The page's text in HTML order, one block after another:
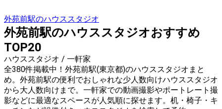
外苑前駅のハウススタジオ
外苑前駅のハウススタジオおすすめ
TOP20
ハウススタジオ / 一軒家
全380件掲載中！外苑前駅(東京都)のハウススタジオまと
め。外苑前駅の便利でおしゃれな少人数向けハウススタジオ
から大人数向けまで。一軒家での動画撮影やポートレート撮
影などに最適なスペースが人気順に探せます。机・椅子・キ